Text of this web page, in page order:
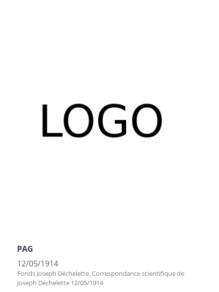
PAG
12/05/1914
Fonds Joseph Déchelette. Correspondance scientifique de
Joseph Déchelette 12/05/1914